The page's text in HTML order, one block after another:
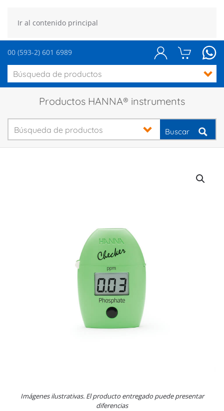
Ir al contenido principal
00 (593-2) 601 6989
Productos HANNA® instruments
Buscar
Imágenes ilustrativas. El producto entregado puede presentar
diferencias